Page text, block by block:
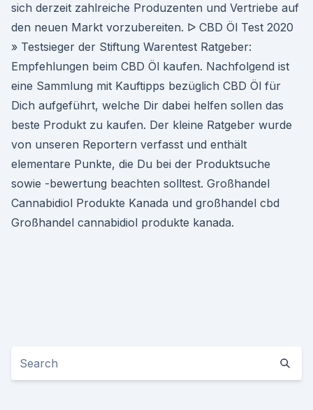
sich derzeit zahlreiche Produzenten und Vertriebe auf
den neuen Markt vorzubereiten. ᐅ CBD Öl Test 2020
» Testsieger der Stiftung Warentest Ratgeber:
Empfehlungen beim CBD Öl kaufen. Nachfolgend ist
eine Sammlung mit Kauftipps bezüglich CBD Öl für
Dich aufgeführt, welche Dir dabei helfen sollen das
beste Produkt zu kaufen. Der kleine Ratgeber wurde
von unseren Reportern verfasst und enthält
elementare Punkte, die Du bei der Produktsuche
sowie -bewertung beachten solltest. Großhandel
Cannabidiol Produkte Kanada und großhandel cbd
Großhandel cannabidiol produkte kanada.